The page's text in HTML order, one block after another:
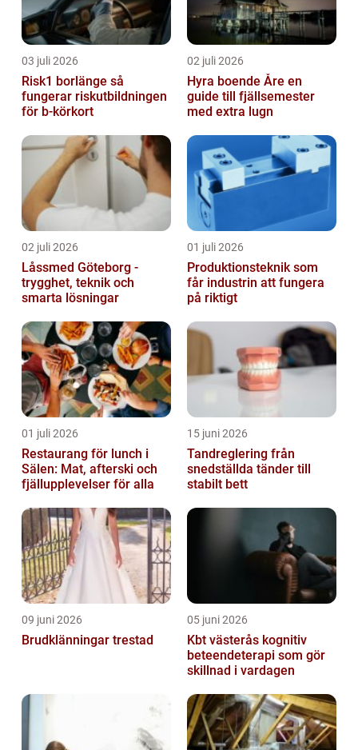
03 juli 2026
Risk1 borlänge så
fungerar riskutbildningen
för b-körkort
02 juli 2026
Hyra boende Åre en
guide till fjällsemester
med extra lugn
02 juli 2026
Låssmed Göteborg -
trygghet, teknik och
smarta lösningar
01 juli 2026
Produktionsteknik som
får industrin att fungera
på riktigt
01 juli 2026
Restaurang för lunch i
Sälen: Mat, afterski och
fjällupplevelser för alla
15 juni 2026
Tandreglering från
snedställda tänder till
stabilt bett
09 juni 2026
Brudklänningar trestad
05 juni 2026
Kbt västerås kognitiv
beteendeterapi som gör
skillnad i vardagen